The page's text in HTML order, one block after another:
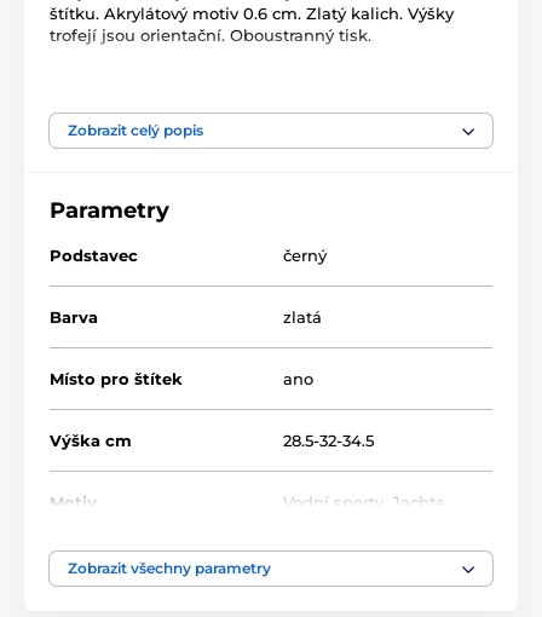
štítku. Akrylátový motiv 0.6 cm. Zlatý kalich. Výšky
trofejí jsou orientační. Oboustranný tisk.
Vodní sporty Akrylátové trofeje
Zobrazit celý popis
Parametry
Podstavec černý
Barva zlatá
Místo pro štítek ano
Výška cm 28.5-32-34.5
Motiv Vodní sporty Jachta
Typ ocenění
Zobrazit všechny parametry